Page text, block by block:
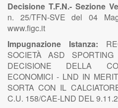
Decisione T.F.N.- Sezione
n. 25/TFN-SVE del 04
www.figc.it
Impugnazione Istanza:
SOCIETÀ ASD
DECISIONE DELLA
ECONOMICI - LND IN
SORTA CON IL
C.U. 158/CAE-LND DEL